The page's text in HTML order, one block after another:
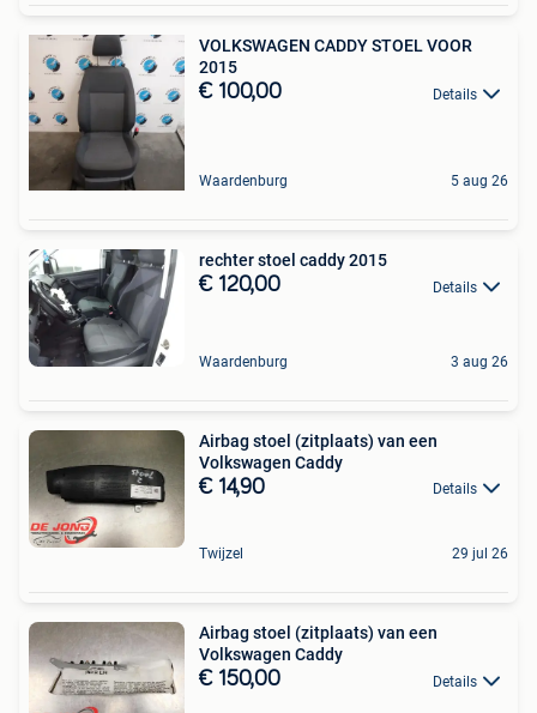
VOLKSWAGEN CADDY STOEL VOOR
2015
€ 100,00 Details
Waardenburg 5 aug 26
rechter stoel caddy 2015
€ 120,00 Details
Waardenburg 3 aug 26
Airbag stoel (zitplaats) van een
Volkswagen Caddy
€ 14,90 Details
Twijzel 29 jul 26
Airbag stoel (zitplaats) van een
Volkswagen Caddy
€ 150,00 Details